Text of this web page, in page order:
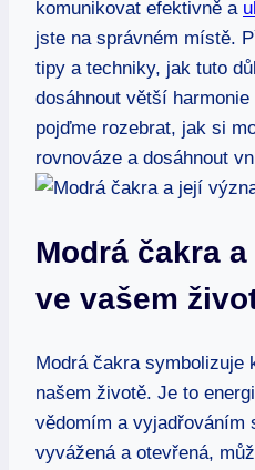
komunikovat efektivně a
jste na správném místě.
tipy a techniky, jak tuto
dosáhnout větší
pojďme rozebrat, jak si
rovnováze a dosáhnout
Modrá čakra
ve vašem
Modrá čakra symbolizuje
našem životě. Je to
vědomím a vyjadřováním
vyvážená a otevřená,